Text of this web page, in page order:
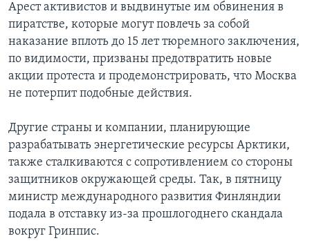
Арест активистов и выдвинутые им обвинения в
пиратстве, которые могут повлечь за собой
наказание вплоть до 15 лет тюремного заключения,
по видимости, призваны предотвратить новые
акции протеста и продемонстрировать, что Москва
не потерпит подобные действия.
Другие страны и компании, планирующие
разрабатывать энергетические ресурсы Арктики,
также сталкиваются с сопротивлением со стороны
защитников окружающей среды. Так, в пятницу
министр международного развития Финляндии
подала в отставку из-за прошлогоднего скандала
вокруг Гринпис.